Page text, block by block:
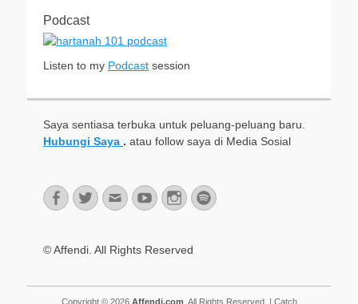
Podcast
Listen to my Podcast session
Saya sentiasa terbuka untuk peluang-peluang baru.
Hubungi Saya . atau follow saya di Media Sosial
Facebook
TwitterEmailYouTubeInstagram
Spotify
© Affendi. All Rights Reserved
Copyright © 2026 Affendi.com . All Rights Reserved. | Catch